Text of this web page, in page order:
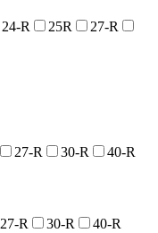
24-R 25R
27-R
27-R 30-R
40-R
27-R 30-R
40-R